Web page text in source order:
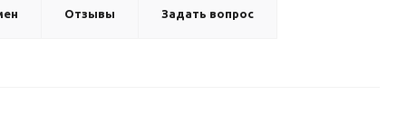
Отзывы Задать вопрос